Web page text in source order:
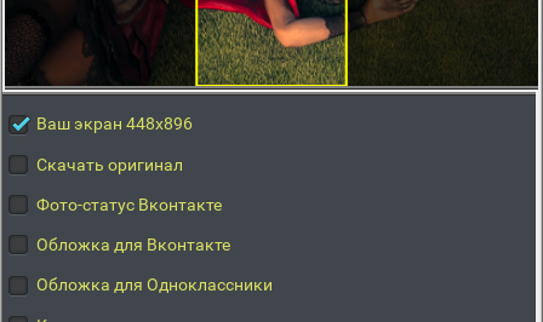
Ваш экран 448x896
Скачать оригинал
Фото-статус Вконтакте
Обложка для Вконтакте
Обложка для Одноклассники